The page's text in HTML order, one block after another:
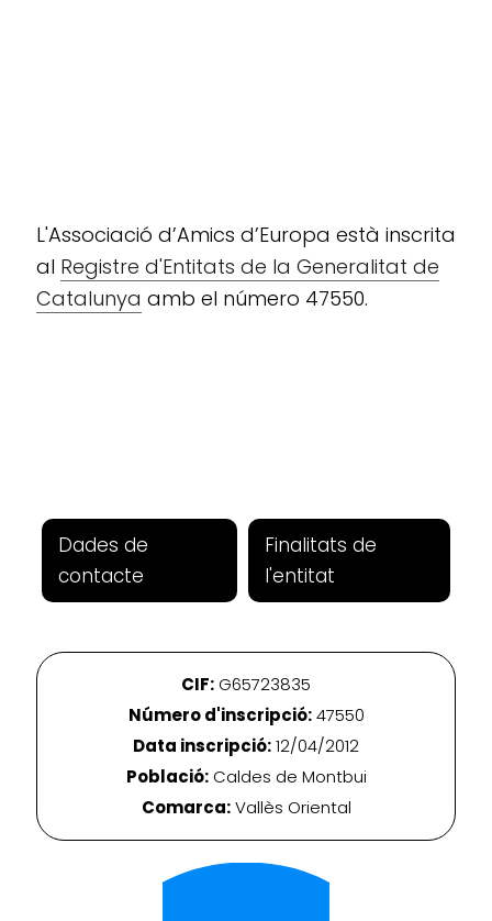
L'Associació d’Amics d’Europa està inscrita
al Registre d'Entitats de la Generalitat de
Catalunya amb el número 47550.
Dades de
contacte
Finalitats de
l'entitat
CIF: G65723835
Número d'inscripció:47550
Data inscripció:12/04/2012
Població:Caldes de Montbui
Comarca:Vallès Oriental